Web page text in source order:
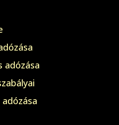
adózása